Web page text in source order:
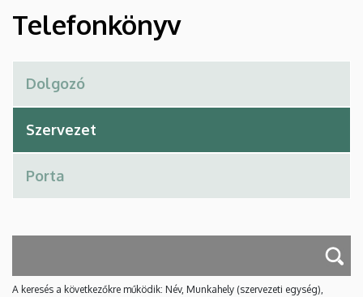
és
Egészségfejlesztési
Intézet
Telefonkönyv
A keresés a következőkre működik: Név, Munkahely (szervezeti egység),